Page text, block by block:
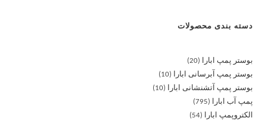
دسته بندی محصولات
بوستر پمپ ابارا
20
بوستر پمپ آبرسانی ابارا
10
بوستر پمپ آتشنشانی ابارا
10
پمپ آب ابارا
795
الکتروپمپ ابارا
54